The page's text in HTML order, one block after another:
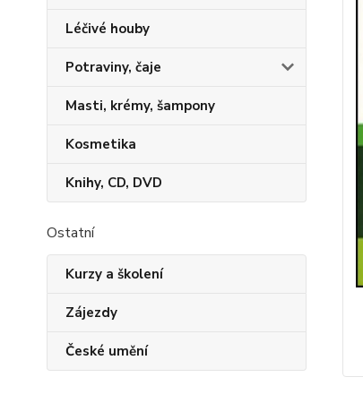
Léčivé houby
Potraviny, čaje
Masti, krémy, šampony
Kosmetika
Knihy, CD, DVD
Ostatní
Kurzy a školení
Zájezdy
České umění